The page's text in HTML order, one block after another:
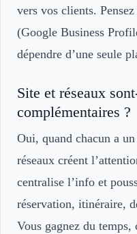
vers vos clients.
(Google Business
dépendre d’une seule
Site et réseaux
complémentaires ?
Oui, quand chacun a
réseaux créent
centralise l’info et
réservation, itinéraire,
Vous gagnez du